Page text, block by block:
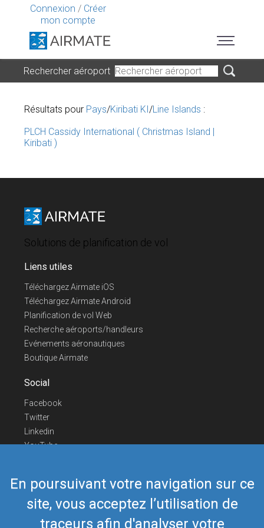
Connexion / Créer
mon compte
En poursuivant votre navigation sur ce
site, vous acceptez l’utilisation de
traceurs afin d'analyser votre
Rechercher aéroport
Résultats pour Pays/Kiribati KI/Line Islands :
PLCH Cassidy International ( Christmas Island |
Kiribati )
Solutions de planification de vol
Liens utiles
Téléchargez Airmate iOS
Téléchargez Airmate Android
Planification de vol Web
Recherche aéroports/handleurs
Evénements aéronautiques
Boutique Airmate
Social
Facebook
Twitter
Linkedin
YouTube
Nous contacter
Téléphone Europe+352 26441835
Téléphone US/Canada418-592-8862